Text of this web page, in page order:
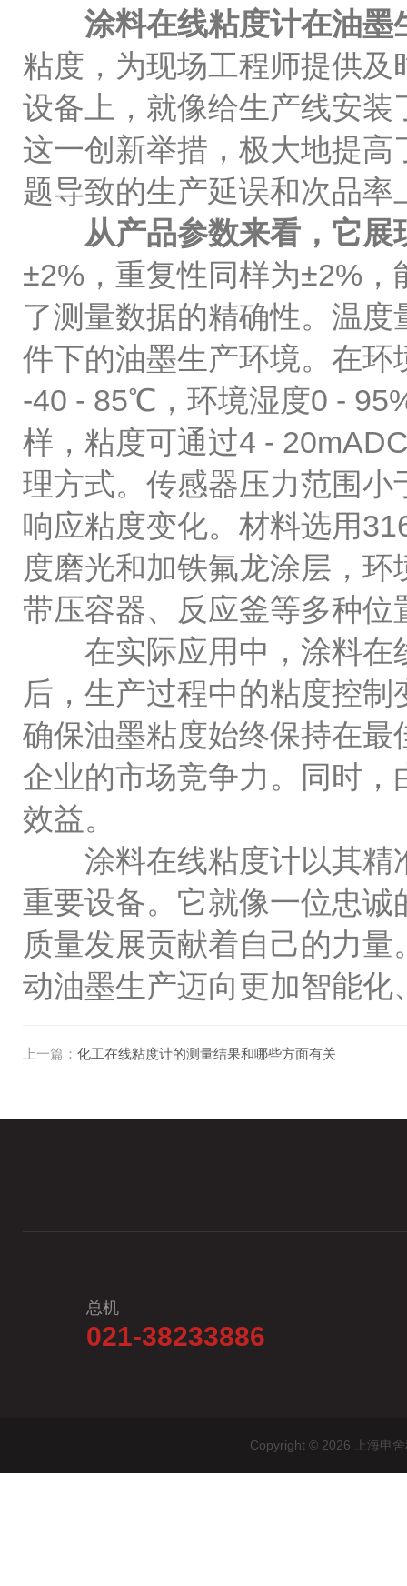
涂料在线粘度计在油
粘度，为现场工程师提供
设备上，就像给生产线安装
这一创新举措，极大地提
题导致的生产延误和次品
从产品参数来看，它
±2%，重复性同样为±2%
了测量数据的精确性。温
件下的油墨生产环境。在
-40 - 85℃，环境湿度0 -
样，粘度可通过4 -
理方式。传感器压力范围
响应粘度变化。材料选用
度磨光和加铁氟龙涂层，
带压容器、反应釜等多种位
在实际应用中，涂料在
后，生产过程中的粘度控
确保油墨粘度始终保持在
企业的市场竞争力。同时
效益。
涂料在线粘度计以其精
重要设备。它就像一位忠
质量发展贡献着自己的力
动油墨生产迈向更加智能化
上一篇： 化工在线粘度计的测量结果和哪些方面有关
总机
021-38233886
Copyright © 2026 上海申